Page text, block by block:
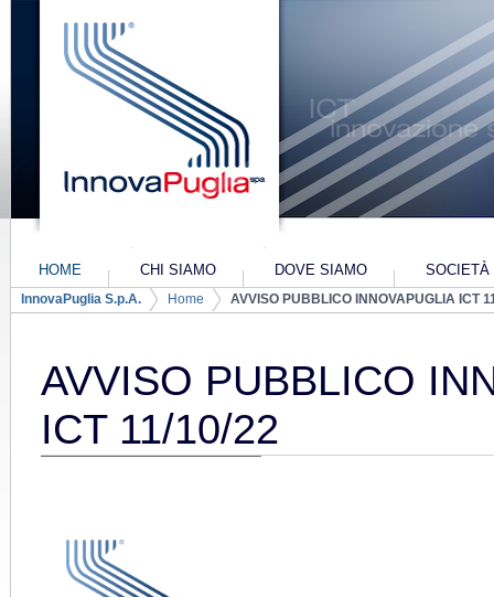
Navigazione
HOME
CHI SIAMO
PIANO INDUSTRIALE 2022-2024
PIANO
DOVE SIAMO
SOCIETÀ
ALTRI-
Breadcrumb
InnovaPuglia S.p.A. Home AVVISO PUBBLICO INNOVAPUGLIA ICT
AVVISO PUBBLICO
ICT 11/10/22